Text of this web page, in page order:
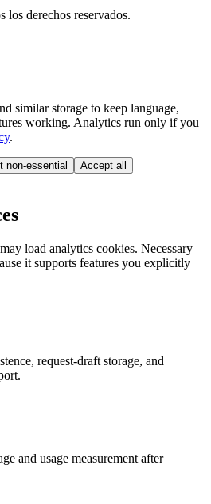
los derechos reservados.
similar storage to keep language,
working. Analytics run only if you
.
non-essential Accept all
load analytics cookies. Necessary
it supports features you explicitly
request-draft storage, and
and usage measurement after